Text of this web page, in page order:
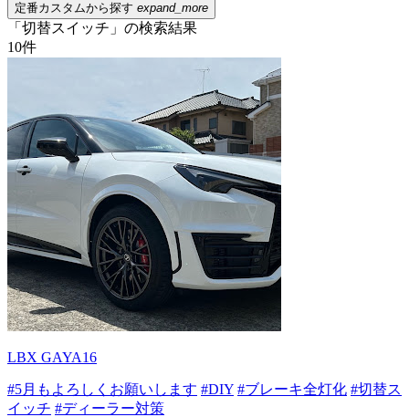
定番カスタムから探す expand_more
「切替スイッチ」の検索結果
10件
LBX GAYA16
#5月もよろしくお願いします #DIY #ブレーキ全灯化 #切替ス
イッチ #ディーラー対策